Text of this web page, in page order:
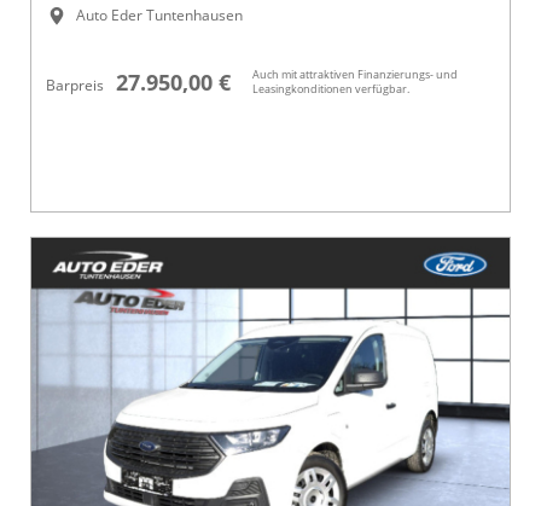
Auto Eder Tuntenhausen
Barpreis 27.950,00 €
Auch mit attraktiven Finanzierungs- und
Leasingkonditionen verfügbar.